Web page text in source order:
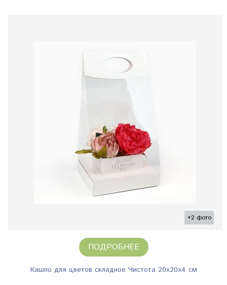
+2 фото
ПОДРОБНЕЕ
Кашпо для цветов складное Чистота 20х20х4 см